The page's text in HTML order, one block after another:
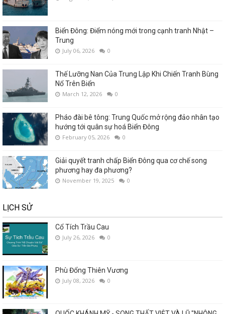
Biển Đông: Điểm nóng mới trong cạnh tranh Nhật –
Trung
July 06, 2026 0
Thế Lưỡng Nan Của Trung Lập Khi Chiến Tranh Bùng
Nổ Trên Biển
March 12, 2026 0
Pháo đài bê tông: Trung Quốc mở rộng đảo nhân tạo
hướng tới quân sự hoá Biển Đông
February 05, 2026 0
Giải quyết tranh chấp Biển Đông qua cơ chế song
phương hay đa phương?
November 19, 2025 0
LỊCH SỬ
Cổ Tích Trầu Cau
July 26, 2026 0
Phù Đổng Thiên Vương
July 08, 2026 0